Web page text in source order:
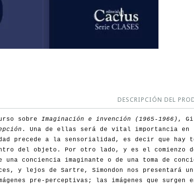
DESCRIPCIÓN DEL
sobre Imaginación e invención (1965-1966) ,
. Una de ellas será de vital importancia en
precede a la sensorialidad, es decir que hay
del objeto. Por otro lado, y es el comienzo
una conciencia imaginante o de una toma de
y lejos de Sartre, Simondon nos
pre-perceptivas; las imágenes que